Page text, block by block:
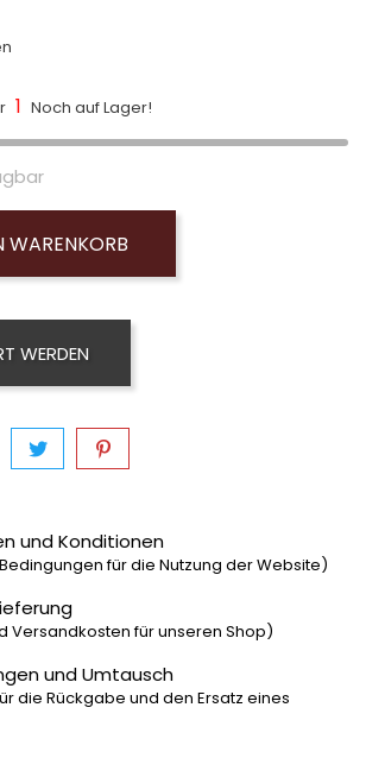
1 Noch auf Lager!
WARENKORB
WERDEN
und Konditionen
für die Nutzung der Website)
Versandkosten für unseren Shop)
und Umtausch
die Rückgabe und den Ersatz eines